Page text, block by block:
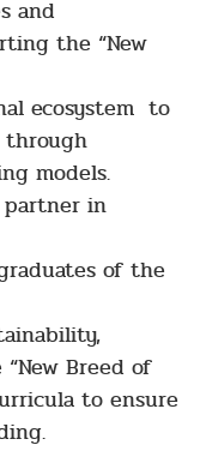
and
the “New
ecosystem to
through
models.
in
of the
Breed of
to ensure